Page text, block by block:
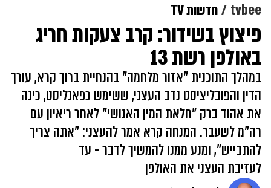
tvbee חדשות TV
פיצוץ בשידור: קרב צעקות חריג
באולפן רשת 13
במהלך התוכנית "אזור מלחמה" בהנחיית ברוך קרא, עורך
הדין והפובליציסט נדב העצני, ששימש כפאנליסט, כינה
את אהוד ברק "חלאת המין האנושי" לאחר ריאיון עם
רה"מ לשעבר. המנחה קרא אמר להעצני: "אתה צריך
להתבייש", ומנע ממנו להמשיך לדבר - עד
לעזיבת העצני את האולפן